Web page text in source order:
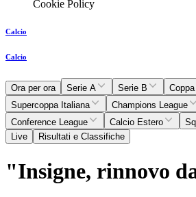
Cookie Policy
Calcio
Calcio
Ora per ora Serie A Serie B
Supercoppa Italiana
Champions League
Conference League
Calcio Estero
Live
Risultati e Classifiche
"Insigne, rinnovo